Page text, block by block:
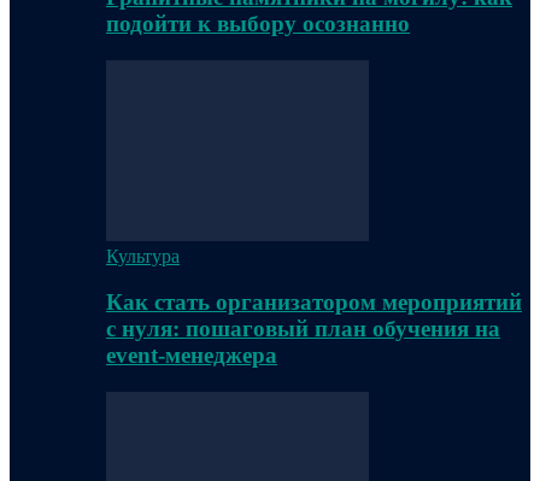
подойти к выбору осознанно
Культура
Как стать организатором мероприятий
с нуля: пошаговый план обучения на
event-менеджера